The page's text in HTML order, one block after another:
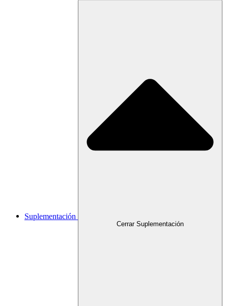
Suplementación
Cerrar Suplementación